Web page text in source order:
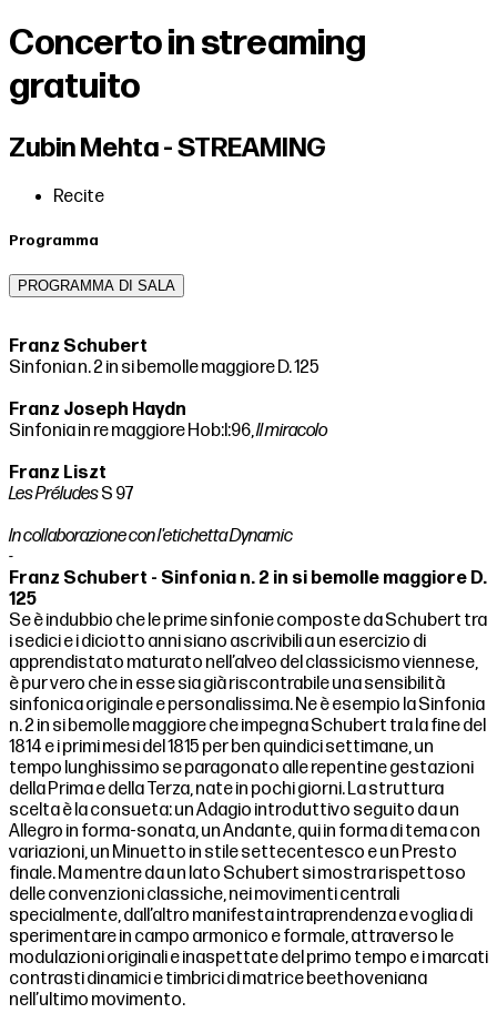
Concerto in streaming
gratuito
Zubin Mehta - STREAMING
Recite
Programma
PROGRAMMA DI SALA
Franz Schubert
Sinfonia n. 2 in si bemolle maggiore D. 125
Franz Joseph Haydn
Sinfonia in re maggiore Hob:I:96,Il miracolo
Franz Liszt
Les PréludesS 97
In collaborazione con l'etichetta Dynamic
-
Franz Schubert - Sinfonia n. 2 in si bemolle maggiore D.
125
Se è indubbio che le prime sinfonie composte da Schubert tra
i sedici e i diciotto anni siano ascrivibili a un esercizio di
apprendistato maturato nell’alveo del classicismo viennese,
è pur vero che in esse sia già riscontrabile una sensibilità
sinfonica originale e personalissima. Ne è esempio la Sinfonia
n. 2 in si bemolle maggiore che impegna Schubert tra la fine del
1814 e i primi mesi del 1815 per ben quindici settimane, un
tempo lunghissimo se paragonato alle repentine gestazioni
della Prima e della Terza, nate in pochi giorni. La struttura
scelta è la consueta: un Adagio introduttivo seguito da un
Allegro in forma-sonata, un Andante, qui in forma di tema con
variazioni, un Minuetto in stile settecentesco e un Presto
finale. Ma mentre da un lato Schubert si mostra rispettoso
delle convenzioni classiche, nei movimenti centrali
specialmente, dall’altro manifesta intraprendenza e voglia di
sperimentare in campo armonico e formale, attraverso le
modulazioni originali e inaspettate del primo tempo e i marcati
contrasti dinamici e timbrici di matrice beethoveniana
nell’ultimo movimento.